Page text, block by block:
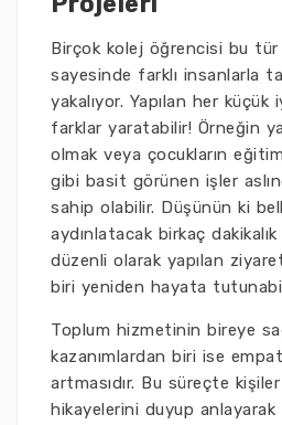
Birçok kolej öğrencisi bu
sayesinde farklı insanlarla
yakalıyor. Yapılan her küçük
farklar yaratabilir! Örneğin
olmak veya çocukların
gibi basit görünen işler
sahip olabilir. Düşünün ki
aydınlatacak birkaç
düzenli olarak yapılan
biri yeniden hayata
Toplum hizmetinin bireye
kazanımlardan biri ise
artmasıdır. Bu süreçte
hikayelerini duyup anlayarak